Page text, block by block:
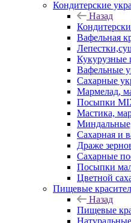
Кондитерские
Назад
Вафельная
Кукурузные
Вафельные
Сахарные
Мармелад,
Посыпки
Мастика,
Сахарная и
Драже
Сахарные
Посыпки
Цветной
Пищевые
Назад
Пищевые